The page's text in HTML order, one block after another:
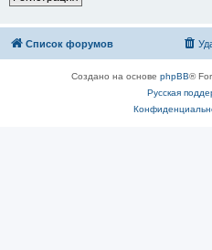
Список форумов
Создано на основе phpBB®
Русская